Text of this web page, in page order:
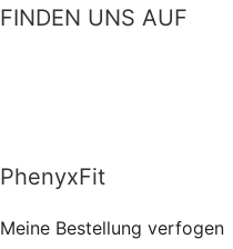
FINDEN UNS AUF
PhenyxFit
Meine Bestellung verfogen